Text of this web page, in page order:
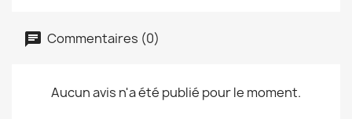
Commentaires (0)
Aucun avis n'a été publié pour le moment.